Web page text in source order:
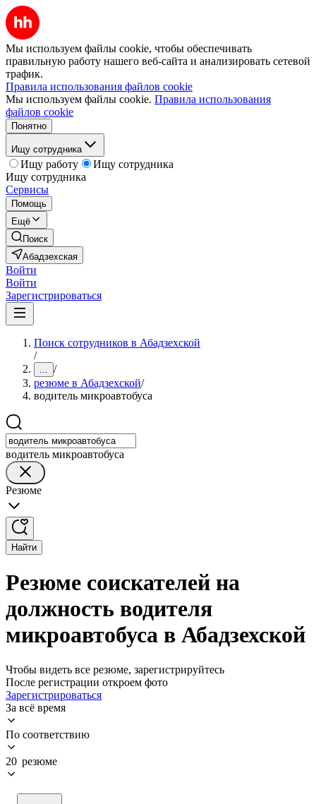
Мы используем файлы cookie, чтобы обеспечивать
правильную работу нашего веб-сайта и анализировать сетевой
трафик.
Правила использования файлов cookie
Мы используем файлы cookie. Правила использования
файлов cookie
Понятно
Ищу сотрудника
Ищу работу
Ищу сотрудника
Ищу сотрудника
Сервисы
Помощь
Ещё
Поиск
Абадзехская
Войти
Войти
Зарегистрироваться
Поиск сотрудников в Абадзехской
/
... /
резюме в Абадзехской/
водитель микроавтобуса
водитель микроавтобуса
Резюме
Найти
Резюме соискателей на
должность водителя
микроавтобуса в Абадзехской
Чтобы видеть все резюме, зарегистрируйтесь
После регистрации откроем фото
Зарегистрироваться
За всё время
По соответствию
20 резюме